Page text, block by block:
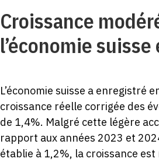
Croissance
l’économie
L’économie suisse a enregistré
croissance réelle corrigée des
de 1,4%. Malgré cette légère
rapport aux années 2023 et
établie à 1,2%, la croissance